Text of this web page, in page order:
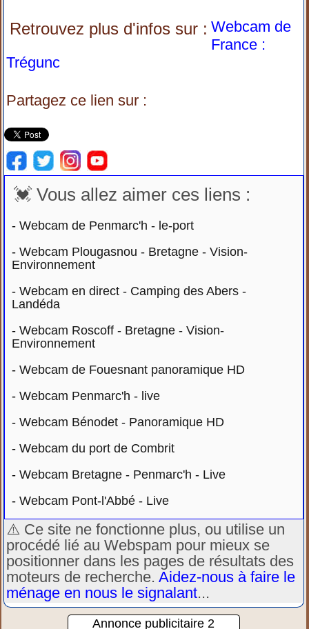
Retrouvez plus d'infos sur : Webcam de
France :
Trégunc
Partagez ce lien sur :
💓 Vous allez aimer ces liens :
-Webcam de Penmarc'h - le-port
-Webcam Plougasnou - Bretagne - Vision-
Environnement
-Webcam en direct - Camping des Abers -
Landéda
-Webcam Roscoff - Bretagne - Vision-
Environnement
-Webcam de Fouesnant panoramique HD
-Webcam Penmarc'h - live
-Webcam Bénodet - Panoramique HD
-Webcam du port de Combrit
-Webcam Bretagne - Penmarc'h - Live
-Webcam Pont-l'Abbé - Live
⚠️ Ce site ne fonctionne plus, ou utilise un
procédé lié au Webspam pour mieux se
positionner dans les pages de résultats des
moteurs de recherche.Aidez-nous à faire le
ménage en nous le signalant...
Annonce publicitaire 2